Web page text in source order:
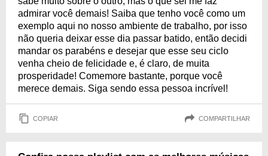
admirar você demais! Saiba que tenho você como um
exemplo aqui no nosso ambiente de trabalho, por isso
não queria deixar esse dia passar batido, então decidi
mandar os parabéns e desejar que esse seu ciclo
venha cheio de felicidade e, é claro, de muita
prosperidade! Comemore bastante, porque você
merece demais. Siga sendo essa pessoa incrível!
COPIAR COMPARTILHAR